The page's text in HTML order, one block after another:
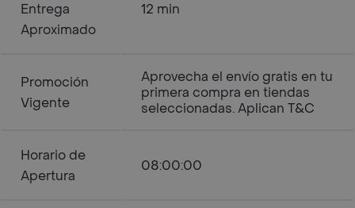
Entrega
Aproximado
12 min
Promoción
Vigente
Aprovecha el envío gratis en tu
primera compra en tiendas
seleccionadas. Aplican T&C
Horario de
Apertura
08:00:00